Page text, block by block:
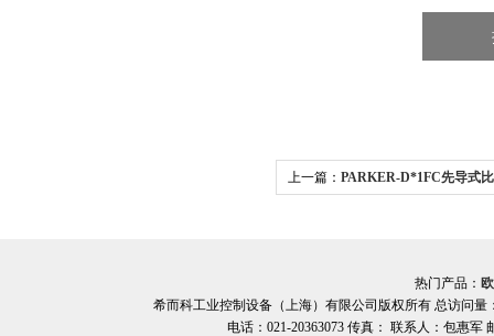
上一篇： PARKER-D*1FC先导式
热门产品：
希而科工业控制设备（上海）有限公司版权所有 总访问量
电话：021-20363073 传真： 联系人：包惠军